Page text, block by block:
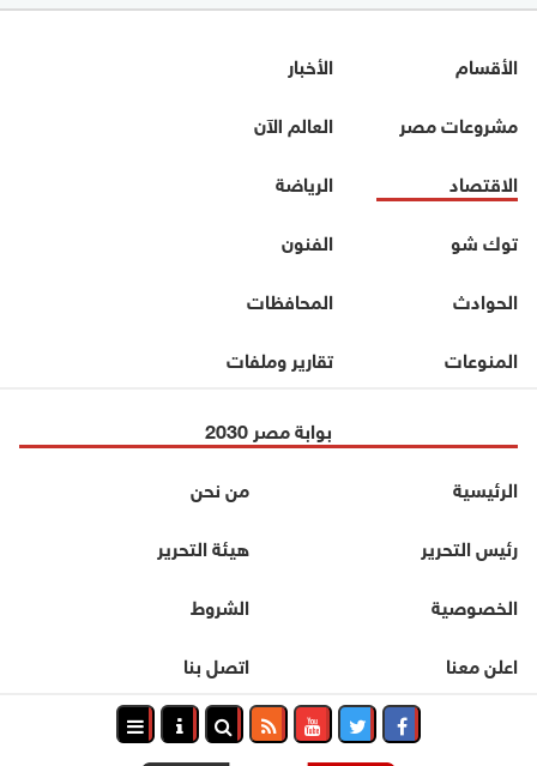
الأقسام
الأخبار
مشروعات مصر
العالم الآن
الاقتصاد
الرياضة
توك شو
الفنون
الحوادث
المحافظات
المنوعات
تقارير وملفات
بوابة مصر 2030
الرئيسية
من نحن
رئيس التحرير
هيئة التحرير
الخصوصية
الشروط
اعلن معنا
اتصل بنا